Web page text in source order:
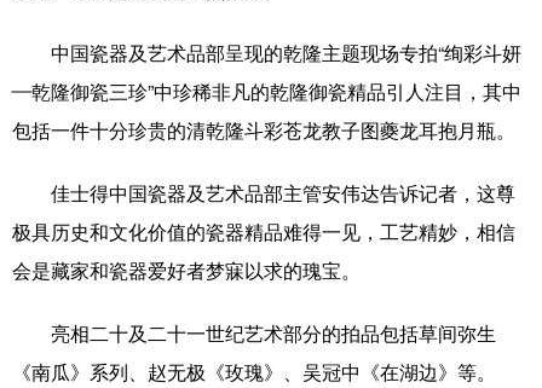
中国瓷器及艺术品部呈现的乾隆主题现场专拍“绚彩斗妍
—乾隆御瓷三珍”中珍稀非凡的乾隆御瓷精品引人注目，其中
包括一件十分珍贵的清乾隆斗彩苍龙教子图夔龙耳抱月瓶。
佳士得中国瓷器及艺术品部主管安伟达告诉记者，这尊
极具历史和文化价值的瓷器精品难得一见，工艺精妙，相信
会是藏家和瓷器爱好者梦寐以求的瑰宝。
亮相二十及二十一世纪艺术部分的拍品包括草间弥生
《南瓜》系列、赵无极《玫瑰》、吴冠中《在湖边》等。